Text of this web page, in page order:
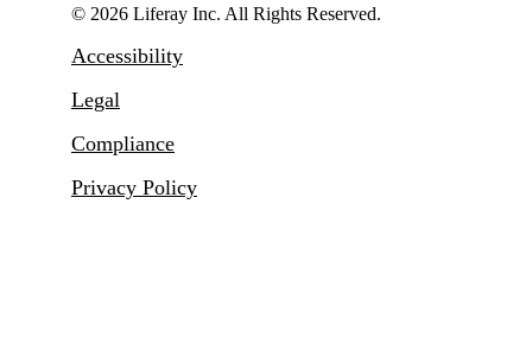
© 2026 Liferay Inc. All Rights Reserved.
Accessibility
Legal
Compliance
Privacy Policy